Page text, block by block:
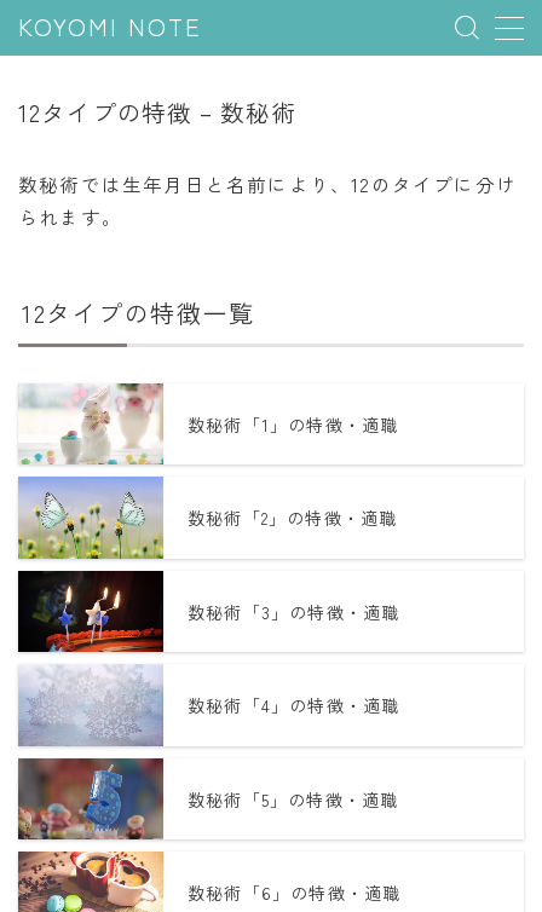
KOYOMI NOTE
五節句
雑節
暦と満月
今日のこよみ
暦と歳時記
満月・新月
旧暦
十二支・干支
西暦・和暦
暦の吉凶
吉日・縁起の良い日
六曜（大安・仏滅）
12タイプの特徴 – 数秘術
数秘術では生年月日と名前により、12のタイプに分け
られます。
12タイプの特徴一覧
数秘術「1」の特徴・適職
数秘術「2」の特徴・適職
数秘術「3」の特徴・適職
数秘術「4」の特徴・適職
数秘術「5」の特徴・適職
数秘術「6」の特徴・適職